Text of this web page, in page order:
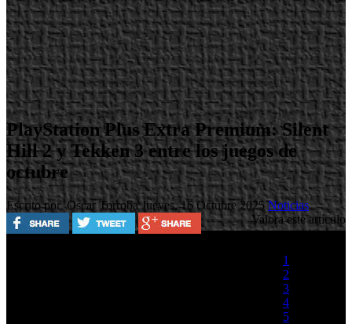
PlayStation Plus Extra Premium: Silent
Hill 2 y Tekken 3 entre los juegos de
octubre
Escrito por Oscar TorrobaJueves, 16 Octubre 2025Noticias
Valora este artículo
1
2
3
4
5